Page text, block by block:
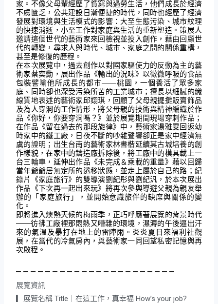
家。不像父母輩經歷了貧窮與過勞生活，他們成長於經濟
不虞匱乏，公共建設日漸便捷的時代，同時也經歷了經濟
發展對環境與生活模式的影響：大至生態污染、城市紋理
的快速消逝，小至工作對家庭與生活的重新塑造。策展人
邀請這個世代的藝術家來回檢視並投入創作，藉由回顧世
代的轉變，尋求人與時代、城市、家庭之間的關係重構，
甚至是修復的歷程。
在本次展覽中，過去創作以對國家驅使力的反動為主的藝
術家蔡奕勳，展出作品《輸出的況味》以微微呼吸的食品
包裝譬喻他所成長的都市——桃園，一個養活了眾多家
庭、同時卻也深受污染所苦的工業城市；擅長以細膩的織
線質地表述的藝術家邱翊琪，回顧了父母親擺攤販賣飾品
及為人穿洞的工作情形，將父母親的技術與精神編織於作
品《你好，你要穿洞嗎？》並於展覽期間現場穿刺作品；
在作品《留在過去的那段旋律》中，藝術家湯雅雯回返幼
時家中的鐵工廠，日夜不斷的吵雜聲響卻正是家中經濟無
虞的證明；出生台南的藝術家林書楷延續其古城培養的創
作樣貌，在家中的鑄造廠拆除後，將工廠中的模具載上一
台三輪車，延伸出作品《未完成＆乘載的重量》藉以回歸
當年爺爺居無定所的遷移狀態，並走上屬於自己的路；紀
錄片《家庭旅行》的雙導演劉紀彤與劉紀汎，於本次展出
作品《下次再一起出來玩》將再次參與導遊父親為親友舉
辦的「家庭旅行」，並開始意識旅伴的缺席與關係的變
化。
即將進入燠熱天候的梅雨季，正巧呼應著展覽的背景時代
——彷彿工廠裡那悶熱又嘈雜的環境，濕溽的午後逼出汗
來的氣溫及暴打在地上的雷陣雨。炎炎夏日來福利社觀
展，在當代的冷氣房內，與藝術家一同回望私密記憶與再
次啟程。
– – – – – – – – – – – – – – – – – – – – – –
展覽資訊
▎展覽名稱 Title｜在這工作，真幸福 How’s your job?